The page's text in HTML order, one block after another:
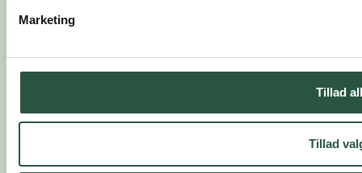
Marketing
Tillad
Tillad